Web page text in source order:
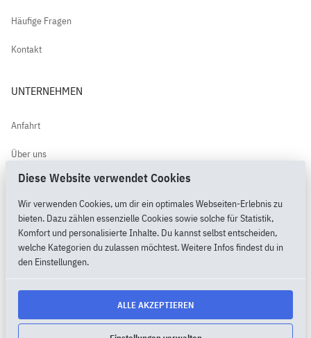
Häufige Fragen
Kontakt
UNTERNEHMEN
Anfahrt
Über uns
Kundenbewertungen
PimpMyPony.shop®
2026 Copyright by MietMaxX.shop® |Cookie Einstellungen
► VERTRAG WIDERRUFEN
Diese Website verwendet Cookies
Wir verwenden Cookies, um dir ein optimales Webseiten-Erlebnis zu
bieten. Dazu zählen essenzielle Cookies sowie solche für Statistik,
Komfort und personalisierte Inhalte. Du kannst selbst entscheiden,
welche Kategorien du zulassen möchtest. Weitere Infos findest du in
den Einstellungen.
ALLE AKZEPTIEREN